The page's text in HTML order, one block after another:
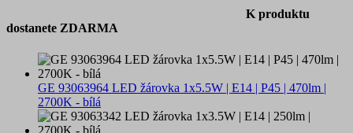
K produktu
dostanete ZDARMA
GE 93063964 LED žárovka 1x5.5W | E14 | P45 | 470lm |
2700K - bílá